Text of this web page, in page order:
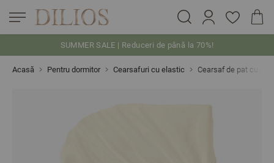
SUMMER SALE | Reduceri de până la 70%!
Acasă Pentru dormitor Cearsafuri cu elastic Cearsaf de pat cu